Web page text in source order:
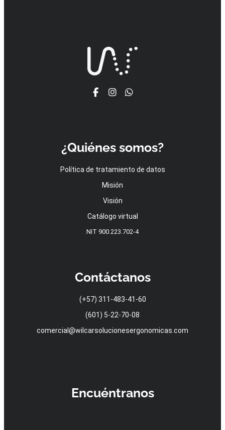
¿Quiénes somos?
Política de tratamiento de datos
Misión
Visión
Catálogo virtual
NIT 900.223.702-4
Contáctanos
(+57) 311-483-41-60
(601) 5-22-70-08
comercial@wilcarsolucionesergonomicas.com
Encuéntranos